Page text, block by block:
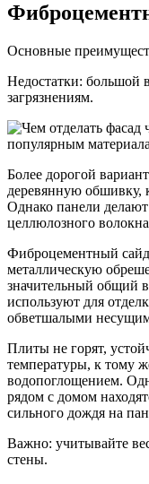
Основные
Недостатки: большой
загрязнениям.
Более дорогой
деревянную обшивку,
Однако панели
целлюлозного
Фиброцементный
металлическую
значительный общий
используют для
обветшалыми
Плиты не горят,
температуры, к тому
водопоглощением.
рядом с домом
сильного дождя на
Важно: учитывайте
стены.